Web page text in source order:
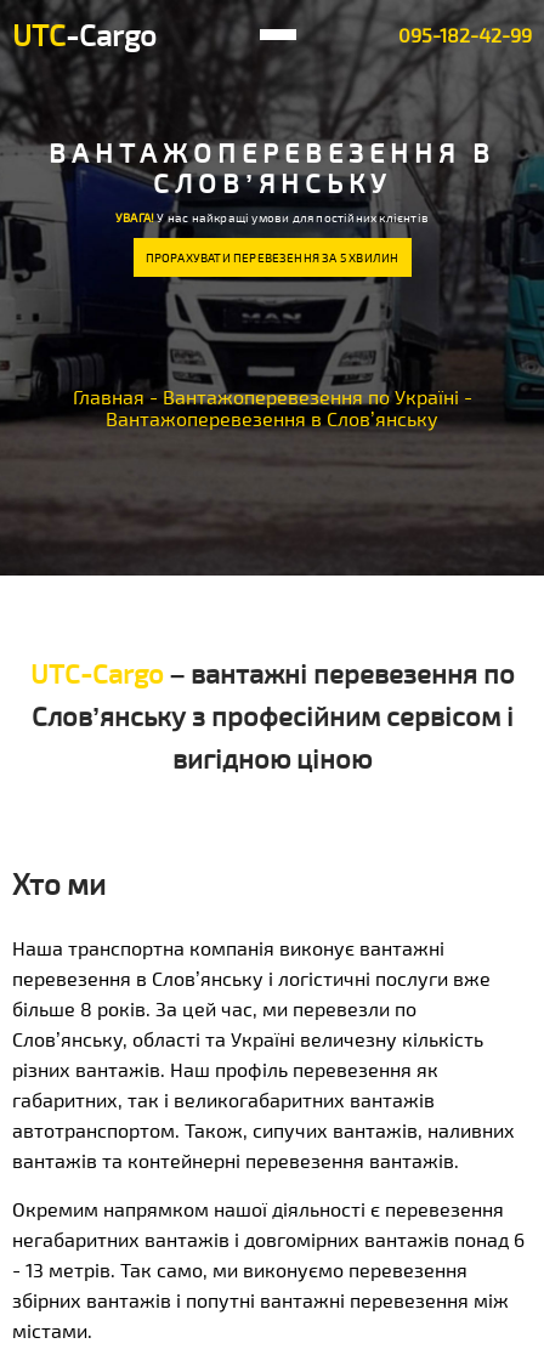
UTC-Cargo 095-182-42-99
ВАНТАЖОПЕРЕВЕЗЕННЯ В
СЛОВ’ЯНСЬКУ
УВАГА!У нас найкращі умови для постійних клієнтів
ПРОРАХУВАТИ ПЕРЕВЕЗЕННЯ ЗА 5 ХВИЛИН
Главная - Вантажоперевезення по Україні -
Вантажоперевезення в Слов’янську
UTC-Cargo– вантажні перевезення по
Слов’янську з професійним сервісом і
вигідною ціною
Хто ми
Наша транспортна компанія виконує вантажні
перевезення в Слов’янську і логістичні послуги вже
більше 8 років. За цей час, ми перевезли по
Слов’янську, області та Україні величезну кількість
різних вантажів. Наш профіль перевезення як
габаритних, так і великогабаритних вантажів
автотранспортом. Також, сипучих вантажів, наливних
вантажів та контейнерні перевезення вантажів.
Окремим напрямком нашої діяльності є перевезення
негабаритних вантажів і довгомірних вантажів понад 6
- 13 метрів. Так само, ми виконуємо перевезення
збірних вантажів і попутні вантажні перевезення між
містами.